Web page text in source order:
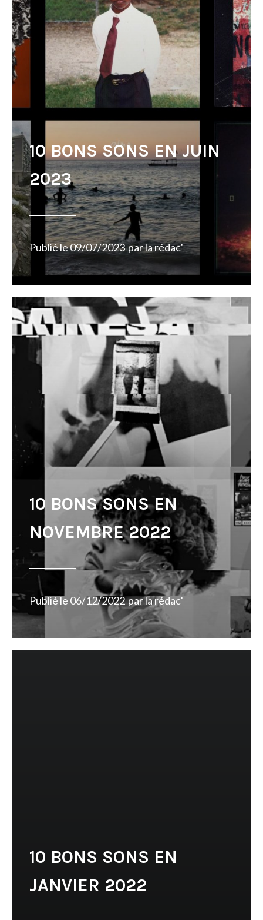
10 BONS SONS EN JUIN
2023
Publié le09/07/2023 parla rédac'
10 BONS SONS EN
NOVEMBRE 2022
Publié le 06/12/2022 parla rédac'
10 BONS SONS EN
JANVIER 2022